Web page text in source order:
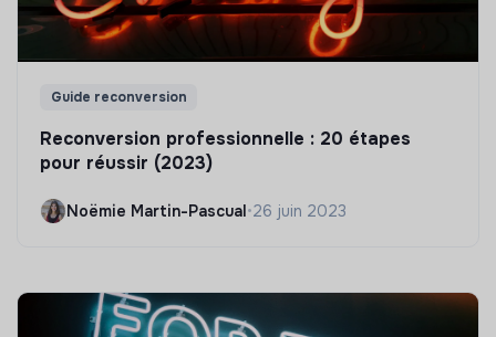
Guide reconversion
Reconversion professionnelle : 20 étapes
pour réussir (2023)
Noëmie Martin-Pascual•26 juin 2023